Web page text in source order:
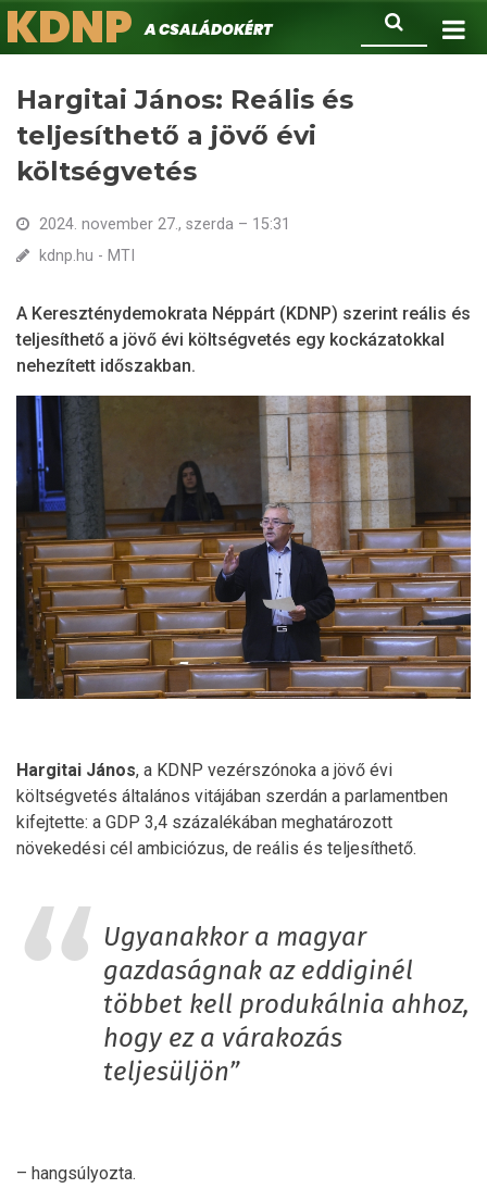
Ugrás
a
Keresés
KDNPA családokért.
Hargitai János: Reális és
teljesíthető a jövő évi
költségvetés
2024. november 27., szerda – 15:31
kdnp.hu - MTI
A Kereszténydemokrata Néppárt (KDNP) szerint reális és
teljesíthető a jövő évi költségvetés egy kockázatokkal
nehezített időszakban.
Hargitai János, a KDNP vezérszónoka a jövő évi
költségvetés általános vitájában szerdán a parlamentben
kifejtette: a GDP 3,4 százalékában meghatározott
növekedési cél ambiciózus, de reális és teljesíthető.
Ugyanakkor a magyar
gazdaságnak az eddiginél
többet kell produkálnia ahhoz,
hogy ez a várakozás
teljesüljön”
– hangsúlyozta.